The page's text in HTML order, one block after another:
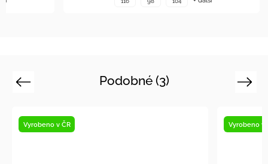
Podobné (3)
Previous Next